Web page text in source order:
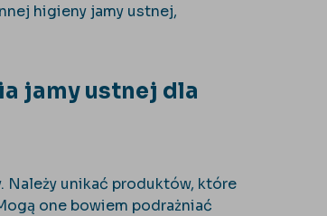
higieny jamy ustnej,
jamy ustnej dla
Należy unikać produktów, które
one bowiem podrażniać